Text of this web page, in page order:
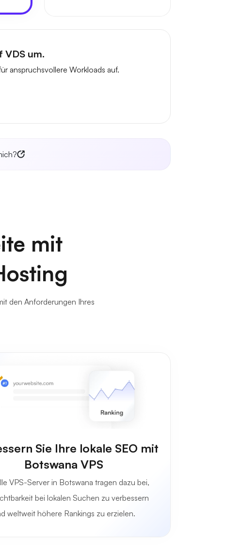
VDS um.
anspruchsvollere Workloads auf.
mit
den Anforderungen Ihres
Sie Ihre lokale SEO mit
Botswana VPS
VPS-Server in Botswana tragen dazu bei,
bei lokalen Suchen zu verbessern
weltweit höhere Rankings zu erzielen.